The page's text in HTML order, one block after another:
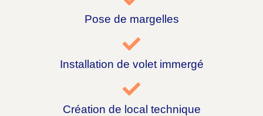
Pose de margelles
Installation de volet immergé
Création de local technique